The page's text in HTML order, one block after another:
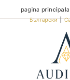
pagina principala
Български|